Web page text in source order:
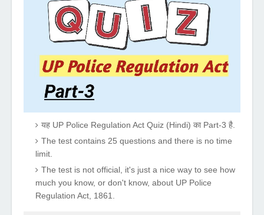
यह UP Police Regulation Act Quiz (Hindi) का Part-3 है.
The test contains 25 questions and there is no time
limit.
The test is not official, it's just a nice way to see how
much you know, or don't know, about UP Police
Regulation Act, 1861.